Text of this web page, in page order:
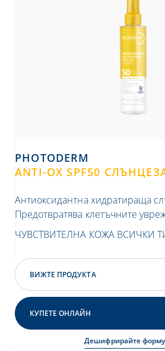
PHOTODERM
ANTI-OX SPF50
Антиоксидантна хидратираща
Предотвратява клетъчните
ЧУВСТВИТЕЛНА КОЖА ВСИЧКИ
ВИЖТЕ ПРОДУКТА
КУПЕТЕ ОНЛАЙН
Дешифрирайте